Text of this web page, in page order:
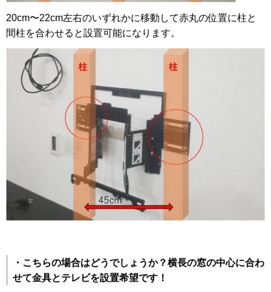
20cm〜22cm左右のいずれかに移動して赤丸の位置に柱と
間柱を合わせると設置可能になります。
・こちらの場合はどうでしょうか？横長の窓の中心に合わ
せて金具とテレビを設置希望です！